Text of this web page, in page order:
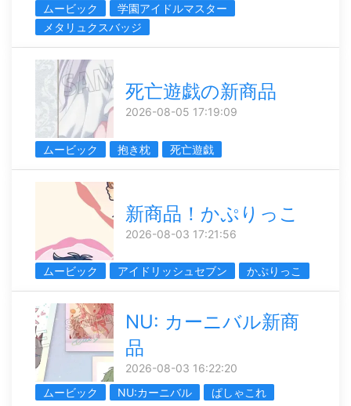
ムービック
学園アイドルマスター
メタリュクスバッジ
死亡遊戯の新商品
2026-08-05 17:19:09
ムービック 抱き枕 死亡遊戯
新商品！かぷりっこ
2026-08-03 17:21:56
ムービック アイドリッシュセブン かぷりっこ
NU: カーニバル新商
品
2026-08-03 16:22:20
ムービック
NU:カーニバル ぱしゃこれ